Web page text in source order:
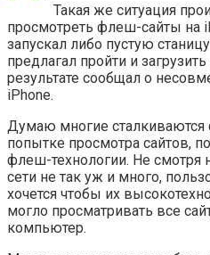
Такая же ситуация
просмотреть флеш-сайты на
запускал либо пустую
предлагал пройти и
результате сообщал о
iPhone.
Думаю многие сталкиваются
попытке просмотра сайтов,
флеш-технологии. Не смотря
сети не так уж и много,
хочется чтобы их
могло просматривать все
компьютер.